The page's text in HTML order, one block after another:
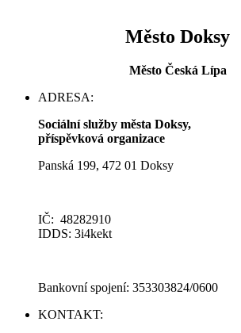
Město Doksy
Město Česká Lípa
ADRESA:
Sociální služby města Doksy,
příspěvková organizace
Panská 199, 472 01 Doksy
IČ: 48282910
IDDS: 3i4kekt
Bankovní spojení: 353303824/0600
KONTAKT: